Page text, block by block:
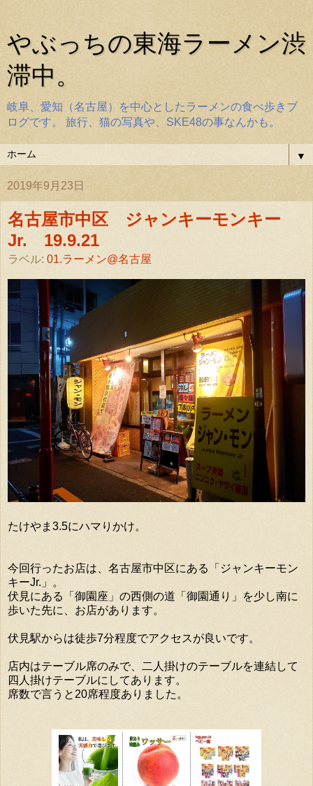
やぶっちの東海ラーメン渋
滞中。
岐阜、愛知（名古屋）を中心としたラーメンの食べ歩きブ
ログです。 旅行、猫の写真や、SKE48の事なんかも。
▼
2019年9月23日
名古屋市中区 ジャンキーモンキー
Jr. 19.9.21
ラベル: 01.ラーメン@名古屋
たけやま3.5にハマりかけ。
今回行ったお店は、名古屋市中区にある「ジャンキーモン
キーJr.」。
伏見にある「御園座」の西側の道「御園通り」を少し南に
歩いた先に、お店があります。
伏見駅からは徒歩7分程度でアクセスが良いです。
店内はテーブル席のみで、二人掛けのテーブルを連結して
四人掛けテーブルにしてあります。
席数で言うと20席程度ありました。